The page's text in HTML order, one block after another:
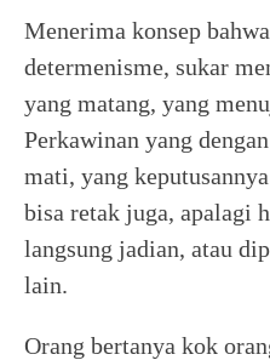
Menerima konsep
determenisme, sukar
yang matang, yang
Perkawinan yang
mati, yang
bisa retak juga, apalagi
langsung jadian, atau
lain.
Orang bertanya kok